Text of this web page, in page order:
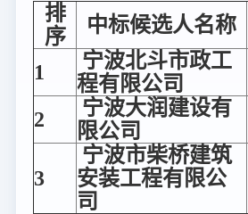
排
序
中标候选人名称
1
宁波北斗市政工
程有限公司
2
宁波大润建设有
限公司
3
宁波市柴桥建筑
安装工程有限公
司